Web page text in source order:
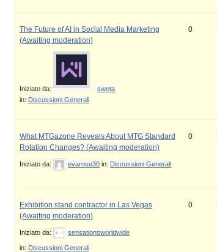
The Future of AI in Social Media Marketing
(Awaiting moderation)
Iniziato da:
sweta
in: Discussioni Generali
0
What MTGazone Reveals About MTG Standard
Rotation Changes? (Awaiting moderation)
Iniziato da: evarose30 in: Discussioni Generali
0
Exhibition stand contractor in Las Vegas
(Awaiting moderation)
Iniziato da: sensationsworldwide
in: Discussioni Generali
0